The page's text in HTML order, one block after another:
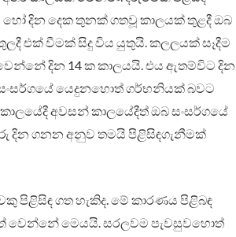
දින දෙක තුනක් ගතවූ කාලයක් තුළදී ඔබ
එක් වීමක් සිදු විය යුතුයි. කලලයක් සෑදීම
දින 14 ක කාලයයි. එය ඇතම්විට දින
සංසර්ගයේ යෙදුනහොත් ගර්භනියක් බවට
අවසන් කාලයේදීත් ඔබ සංසර්ගයේ
දින ගනන අනුව තමයි පිළිසිඳගැනීමක්
පිළිසිඳ ගත හැකිද. මේ කාරණය පිළිබඳ
වෙන්නේ මෙයයි. සරලවම පැවසුවහොත්